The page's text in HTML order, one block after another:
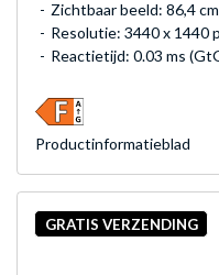
Zichtbaar beeld: 86,4
Resolutie: 3440 x 1440
Reactietijd: 0.03 ms
Product­informatieblad
GRATIS VERZENDING